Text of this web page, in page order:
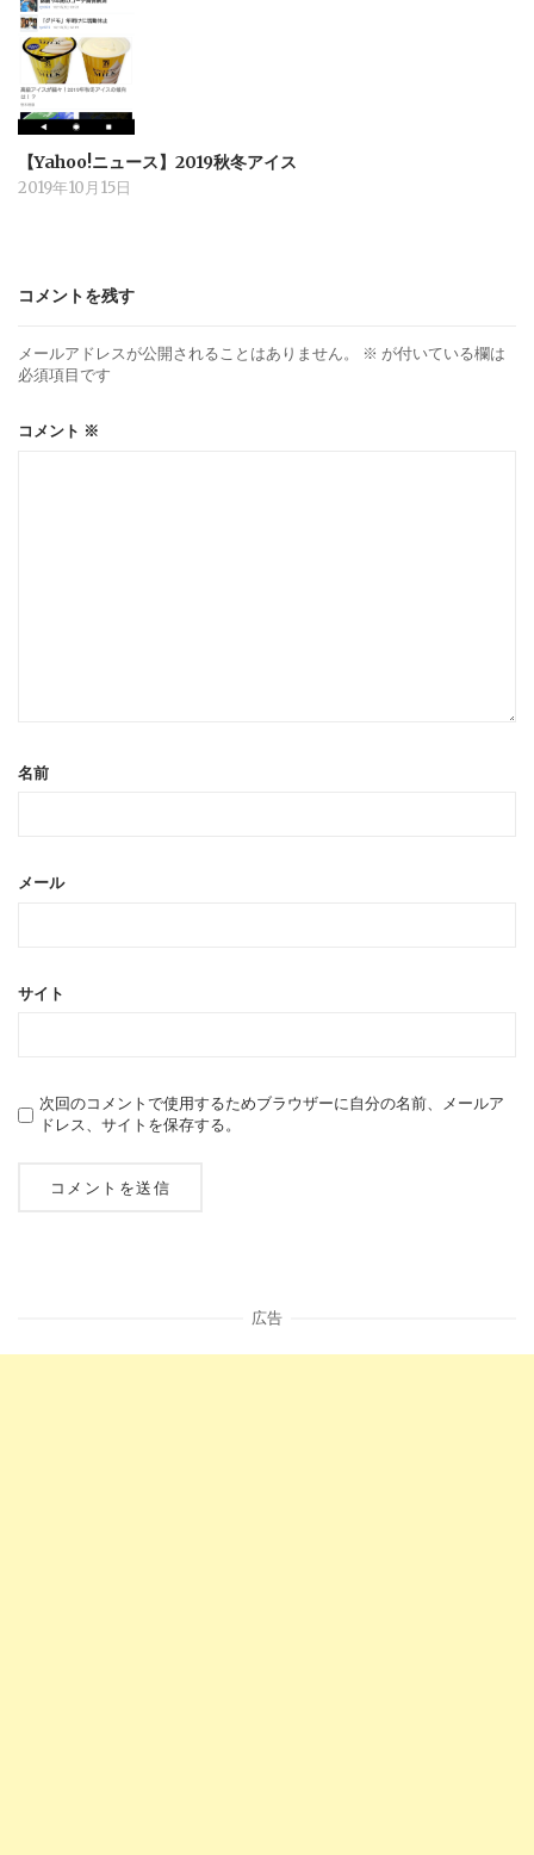
【Yahoo!ニュース】2019秋冬アイス
2019年10月15日
コメントを残す
メールアドレスが公開されることはありません。 ※ が付いている欄は
必須項目です
コメント ※
名前
メール
サイト
次回のコメントで使用するためブラウザーに自分の名前、メールア
ドレス、サイトを保存する。
広告